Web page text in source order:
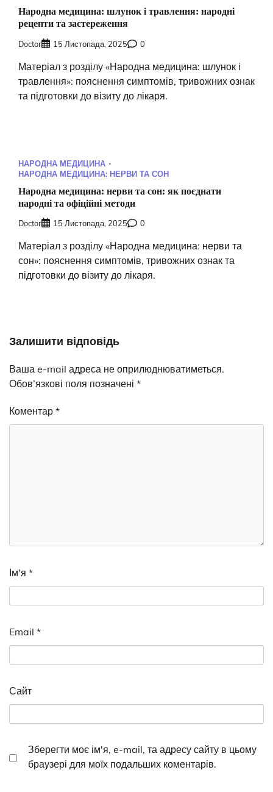
Народна медицина: шлунок і травлення: народні
рецепти та застереження
Doctor 15 Листопада, 2025 0
Матеріал з розділу «Народна медицина: шлунок і
травлення»: пояснення симптомів, тривожних ознак
та підготовки до візиту до лікаря.
НАРОДНА МЕДИЦИНА
НАРОДНА МЕДИЦИНА: НЕРВИ ТА СОН
Народна медицина: нерви та сон: як поєднати
народні та офіційні методи
Doctor 15 Листопада, 2025 0
Матеріал з розділу «Народна медицина: нерви та
сон»: пояснення симптомів, тривожних ознак та
підготовки до візиту до лікаря.
Залишити відповідь
Ваша e-mail адреса не оприлюднюватиметься.
Обов’язкові поля позначені *
Коментар *
Ім'я *
Email *
Сайт
Зберегти моє ім'я, e-mail, та адресу сайту в цьому
браузері для моїх подальших коментарів.